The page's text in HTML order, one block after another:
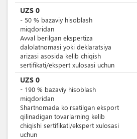
UZS 0
- 50 % bazaviy hisoblash
miqdoridan
Avval berilgan ekspertiza
dalolatnomasi yoki deklaratsiya
arizasi asosida kelib chiqish
sertifikati/ekspert xulosasi uchun
UZS 0
- 190 % bazaviy hisoblash
miqdoridan
Shartnomada ko'rsatilgan eksport
qilinadigan tovarlarning kelib
chiqishi sertifikati/ekspert xulosasi
uchun